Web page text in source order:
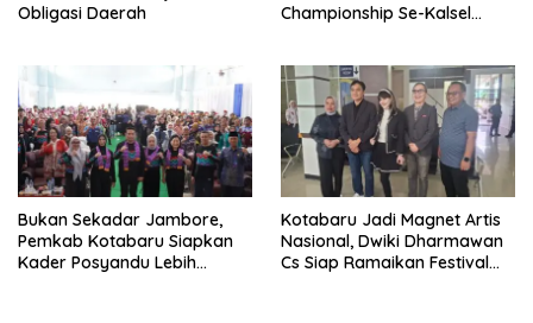
Obligasi Daerah
Championship Se-Kalsel
Bukan Sekadar Jambore,
Pemkab Kotabaru Siapkan
Kader Posyandu Lebih
Kotabaru Jadi Magnet Artis
Nasional, Dwiki Dharmawan
Cs Siap Ramaikan Festival